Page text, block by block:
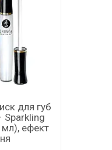
для губ
Sparkling
ефект